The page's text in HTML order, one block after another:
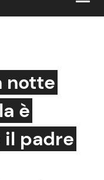
e TV
VIP
VIP
notte
è
il padre